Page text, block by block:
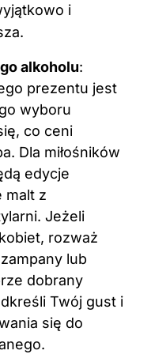
i
alkoholu:
prezentu jest
wyboru
co ceni
Dla miłośników
edycje
malt z
Jeżeli
rozważ
lub
dobrany
Twój gust i
się do